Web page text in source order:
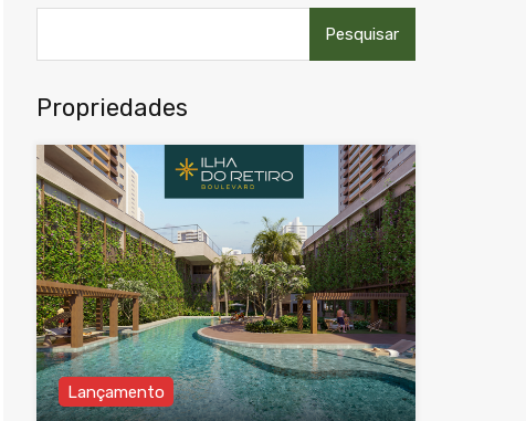
por:
Propriedades
Lançamento